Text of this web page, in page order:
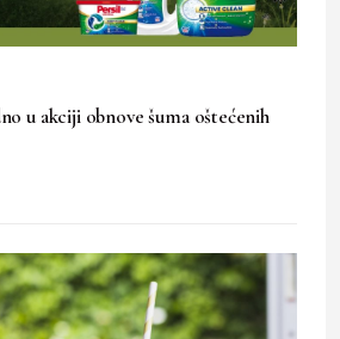
u akciji obnove šuma oštećenih